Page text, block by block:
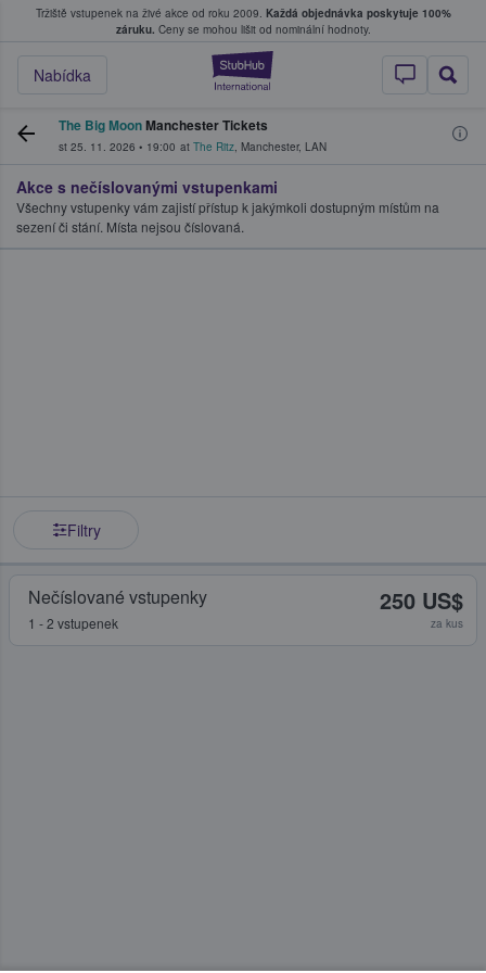
Tržiště vstupenek na živé akce od roku 2009. Každá objednávka poskytuje 100%
záruku. Ceny se mohou lišit od nominální hodnoty.
StubHub –
Nabídka
kde fanoušci kupují a prodávají vstupenky
The Big MoonManchester Tickets
st 25. 11. 2026 • 19:00 at The Ritz, Manchester, LAN
Akce s nečíslovanými vstupenkami
Všechny vstupenky vám zajistí přístup k jakýmkoli dostupným místům na
sezení či stání. Místa nejsou číslovaná.
Filtry
Nečíslované vstupenky
1 - 2 vstupenek
250 US$
za kus